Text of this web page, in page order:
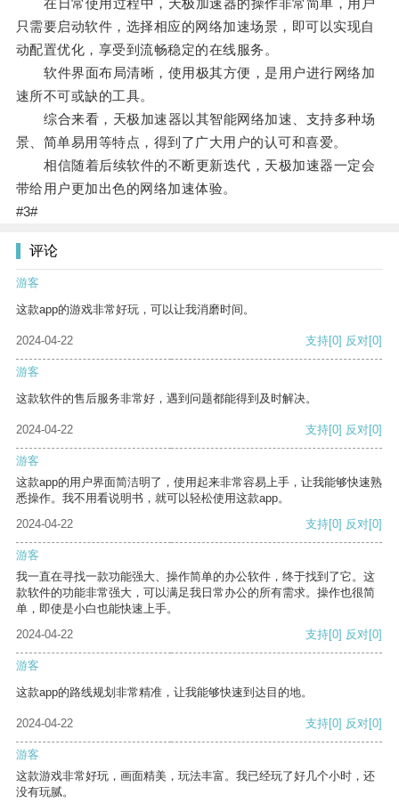
在日常使用过程中，天极加速器的操作非常简单，用户
只需要启动软件，选择相应的网络加速场景，即可以实现自
动配置优化，享受到流畅稳定的在线服务。
软件界面布局清晰，使用极其方便，是用户进行网络加
速所不可或缺的工具。
综合来看，天极加速器以其智能网络加速、支持多种场
景、简单易用等特点，得到了广大用户的认可和喜爱。
相信随着后续软件的不断更新迭代，天极加速器一定会
带给用户更加出色的网络加速体验。
#3#
评论
游客
这款app的游戏非常好玩，可以让我消磨时间。
2024-04-22 支持[0] 反对[0]
游客
这款软件的售后服务非常好，遇到问题都能得到及时解决。
2024-04-22 支持[0] 反对[0]
游客
这款app的用户界面简洁明了，使用起来非常容易上手，让我能够快速熟
悉操作。我不用看说明书，就可以轻松使用这款app。
2024-04-22
支持[0] 反对[0]
游客
我一直在寻找一款功能强大、操作简单的办公软件，终于找到了它。这
款软件的功能非常强大，可以满足我日常办公的所有需求。操作也很简
单，即使是小白也能快速上手。
2024-04-22
支持[0] 反对[0]
游客
这款app的路线规划非常精准，让我能够快速到达目的地。
2024-04-22 支持[0] 反对[0]
游客
这款游戏非常好玩，画面精美，玩法丰富。我已经玩了好几个小时，还
没有玩腻。